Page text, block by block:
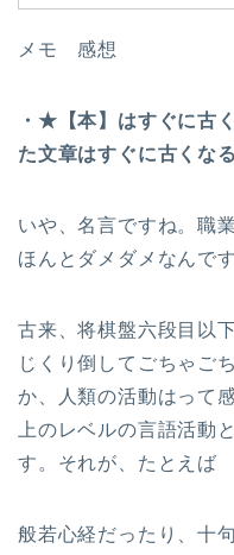
メモ 感想
・★【本】はすぐに古
た文章はすぐに古くな
いや、名言ですね。職
ほんとダメダメなんです
古来、将棋盤六段目以
じくり倒してごちゃご
か、人類の活動はって
上のレベルの言語活動
す。それが、たとえば
般若心経だったり、十